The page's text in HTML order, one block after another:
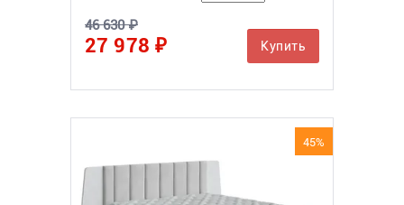
46 630 ₽
27 978 ₽ Купить
45%